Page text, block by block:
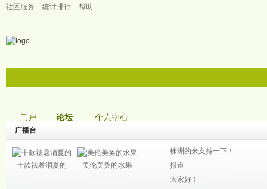
社区服务 统计排行 帮助
门户 论坛 个人中心
广播台
十款祛暑消夏的 美伦美奂的水果
株洲的来支持一下！
报道
大家好！